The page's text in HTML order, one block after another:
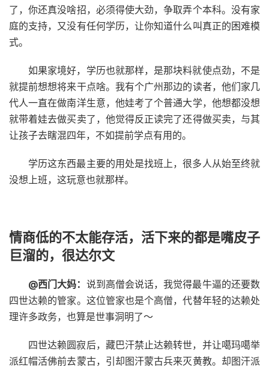
了，你还真没啥招，必须得使大劲，争取弄个本科。没有家
庭的支持，又没有任何学历，让你知道什么叫真正的困难模
式。
如果家境好，学历也就那样，是那块料就使点劲，不是
就提前想想将来干点啥。我有个广州那边的读者，他们家几
代人一直在做南洋生意，他娃考了个普通大学，他想都没想
就带着娃去做买卖了，他觉得反正读完了还得做买卖，与其
让孩子去瞎混四年，不如提前学点有用的。
学历这东西最主要的用处是找班上，很多人从始至终就
没想上班，这玩意也就那样。
情商低的不太能存活，活下来的都是嘴皮子
巨溜的，很达尔文
@西门大妈： 说到高僧会说话，我觉得最牛逼的还要数
四世达赖的管家。这位管家也是个高僧，代替年轻的达赖处
理许多政务，也算是世事洞明了～
四世达赖圆寂后，藏巴汗禁止达赖转世，并让噶玛噶举
派红帽活佛前去蒙古，引却图汗蒙古兵来灭黄教。却图汗派